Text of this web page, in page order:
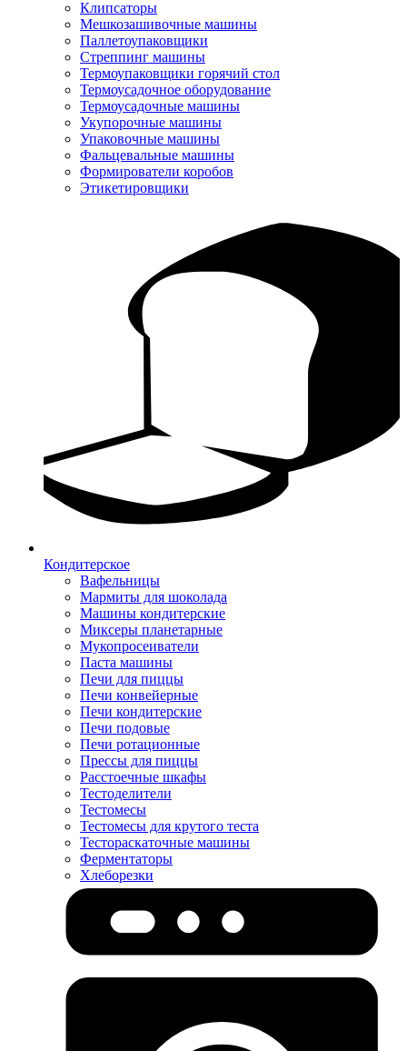
Клипсаторы
Мешкозашивочные машины
Паллетоупаковщики
Стреппинг машины
Термоупаковщики горячий стол
Термоусадочное оборудование
Термоусадочные машины
Укупорочные машины
Упаковочные машины
Фальцевальные машины
Формирователи коробов
Этикетировщики
Кондитерское
Вафельницы
Мармиты для шоколада
Машины кондитерские
Миксеры планетарные
Мукопросеиватели
Паста машины
Печи для пиццы
Печи конвейерные
Печи кондитерские
Печи подовые
Печи ротационные
Прессы для пиццы
Расстоечные шкафы
Тестоделители
Тестомесы
Тестомесы для крутого теста
Тестораскаточные машины
Ферментаторы
Хлеборезки